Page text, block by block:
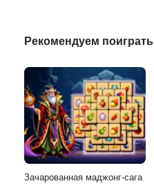
Рекомендуем поиграть
Зачарованная маджонг-сага